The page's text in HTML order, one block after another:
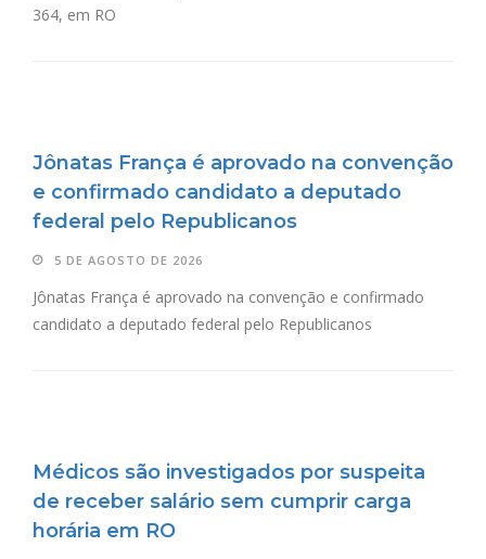
364, em RO
Jônatas França é aprovado na convenção
e confirmado candidato a deputado
federal pelo Republicanos
5 DE AGOSTO DE 2026
Jônatas França é aprovado na convenção e confirmado
candidato a deputado federal pelo Republicanos
Médicos são investigados por suspeita
de receber salário sem cumprir carga
horária em RO